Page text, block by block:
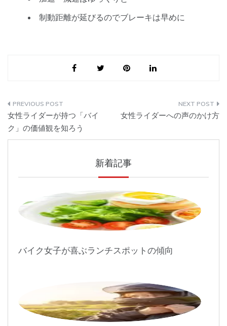
制動距離が延びるのでブレーキは早めに
投
稿
ー
ョ
女性ライダーが持つ「バイ
ク」の価値観を知ろう
女性ライダーへの声のかけ方
新着記事
バイク女子が喜ぶランチスポットの傾向